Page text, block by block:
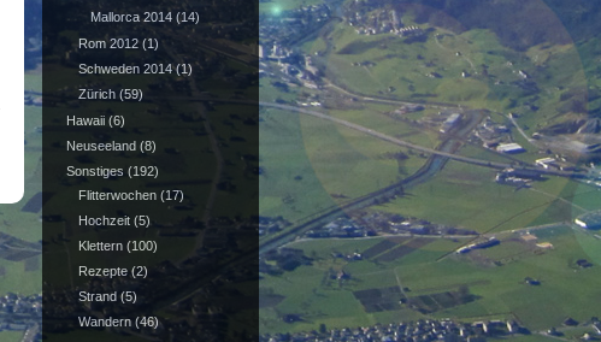
Mallorca 2014(14)
Rom 2012(1)
Schweden 2014(1)
Zürich(59)
Hawaii(6)
Neuseeland(8)
Sonstiges (192)
Flitterwochen(17)
Hochzeit(5)
Klettern(100)
Rezepte(2)
Strand(5)
Wandern(46)